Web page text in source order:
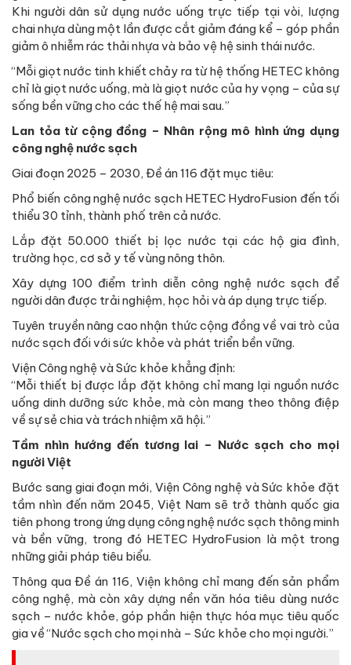
Khi người dân sử dụng nước uống trực tiếp tại vòi, lượng
chai nhựa dùng một lần được cắt giảm đáng kể – góp phần
giảm ô nhiễm rác thải nhựa và bảo vệ hệ sinh thái nước.
“Mỗi giọt nước tinh khiết chảy ra từ hệ thống HETEC không
chỉ là giọt nước uống, mà là giọt nước của hy vọng – của sự
sống bền vững cho các thế hệ mai sau.”
Lan tỏa từ cộng đồng – Nhân rộng mô hình ứng dụng
công nghệ nước sạch
Giai đoạn 2025 – 2030, Đề án 116 đặt mục tiêu:
Phổ biến công nghệ nước sạch HETEC HydroFusion đến tối
thiểu 30 tỉnh, thành phố trên cả nước.
Lắp đặt 50.000 thiết bị lọc nước tại các hộ gia đình,
trường học, cơ sở y tế vùng nông thôn.
Xây dựng 100 điểm trình diễn công nghệ nước sạch để
người dân được trải nghiệm, học hỏi và áp dụng trực tiếp.
Tuyên truyền nâng cao nhận thức cộng đồng về vai trò của
nước sạch đối với sức khỏe và phát triển bền vững.
Viện Công nghệ và Sức khỏe khẳng định:
“Mỗi thiết bị được lắp đặt không chỉ mang lại nguồn nước
uống dinh dưỡng sức khỏe, mà còn mang theo thông điệp
về sự sẻ chia và trách nhiệm xã hội.”
Tầm nhìn hướng đến tương lai – Nước sạch cho mọi
người Việt
Bước sang giai đoạn mới, Viện Công nghệ và Sức khỏe đặt
tầm nhìn đến năm 2045, Việt Nam sẽ trở thành quốc gia
tiên phong trong ứng dụng công nghệ nước sạch thông minh
và bền vững, trong đó HETEC HydroFusion là một trong
những giải pháp tiêu biểu.
Thông qua Đề án 116, Viện không chỉ mang đến sản phẩm
công nghệ, mà còn xây dựng nền văn hóa tiêu dùng nước
sạch – nước khỏe, góp phần hiện thực hóa mục tiêu quốc
gia về “Nước sạch cho mọi nhà – Sức khỏe cho mọi người.”